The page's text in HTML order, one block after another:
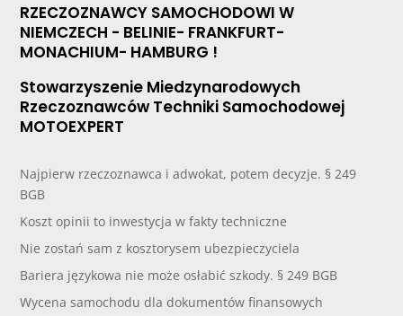
RZECZOZNAWCY SAMOCHODOWI W
NIEMCZECH - BELINIE- FRANKFURT-
MONACHIUM- HAMBURG !
Stowarzyszenie Miedzynarodowych
Rzeczoznawców Techniki Samochodowej
MOTOEXPERT
Najpierw rzeczoznawca i adwokat, potem decyzje. § 249
BGB
Koszt opinii to inwestycja w fakty techniczne
Nie zostań sam z kosztorysem ubezpieczyciela
Bariera językowa nie może osłabić szkody. § 249 BGB
Wycena samochodu dla dokumentów finansowych